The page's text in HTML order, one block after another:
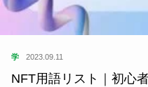
学 2023.09.11
NFT用語リスト｜初心